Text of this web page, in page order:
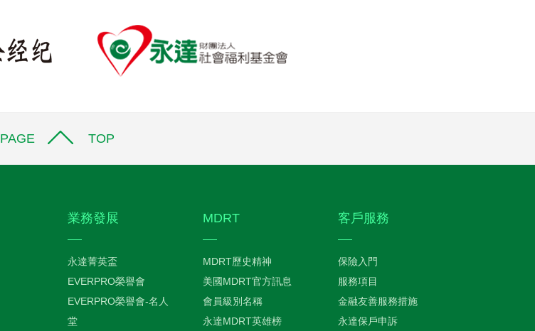
PAGE TOP
業務發展
永達菁英盃
EVERPRO榮譽會
EVERPRO榮譽會-名人
堂
MDRT
MDRT歷史精神
美國MDRT官方訊息
會員級別名稱
永達MDRT英雄榜
客戶服務
保險入門
服務項目
金融友善服務措施
永達保戶申訴